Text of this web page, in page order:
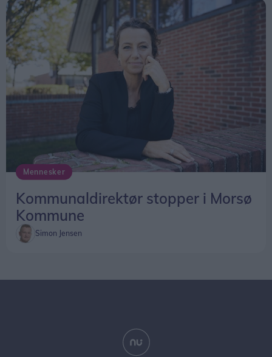
Mennesker
Kommunaldirektør stopper i Morsø
Kommune
Simon Jensen